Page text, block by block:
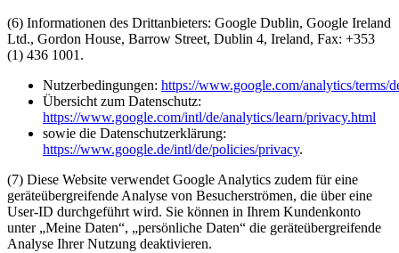
(6) Informationen des Drittanbieters: Google Dublin, Google Ireland
Ltd., Gordon House, Barrow Street, Dublin 4, Ireland, Fax: +353
(1) 436 1001.
Nutzerbedingungen: https://www.google.com/analytics/terms/
Übersicht zum Datenschutz:
https://www.google.com/intl/de/analytics/learn/privacy.html
sowie die Datenschutzerklärung:
https://www.google.de/intl/de/policies/privacy.
(7) Diese Website verwendet Google Analytics zudem für eine
geräteübergreifende Analyse von Besucherströmen, die über eine
User-ID durchgeführt wird. Sie können in Ihrem Kundenkonto
unter „Meine Daten“, „persönliche Daten“ die geräteübergreifende
Analyse Ihrer Nutzung deaktivieren.